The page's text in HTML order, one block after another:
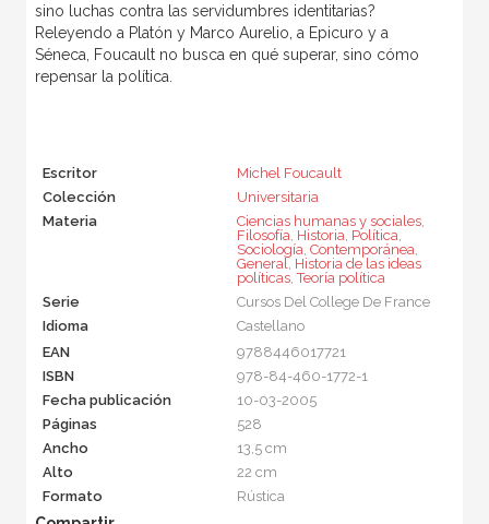
sino luchas contra las servidumbres identitarias?
Releyendo a Platón y Marco Aurelio, a Epicuro y a
Séneca, Foucault no busca en qué superar, sino cómo
repensar la política.
Escritor
Michel Foucault
Colección
Universitaria
Materia
Ciencias humanas y sociales,
Filosofía Historia Política
Sociología Contemporánea
General
Historia de las ideas
políticas,Teoría política
Serie
Cursos Del College De France
Idioma
Castellano
EAN
9788446017721
ISBN
978-84-460-1772-1
Fecha publicación
10-03-2005
Páginas
528
Ancho
13,5 cm
Alto
22 cm
Formato
Rústica